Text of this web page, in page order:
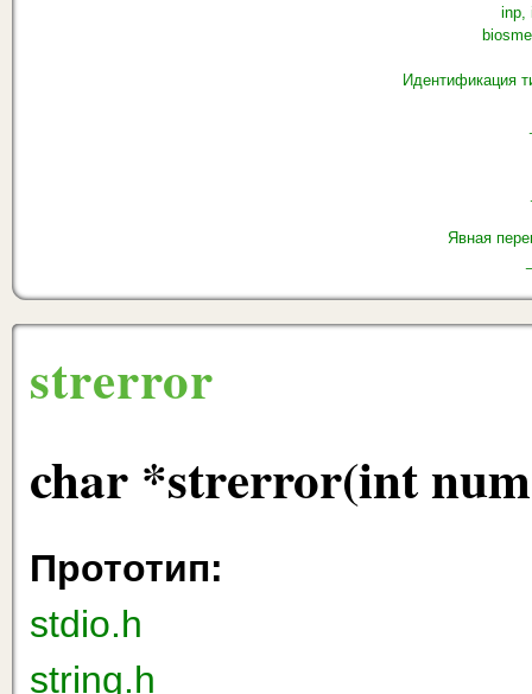
inp,
Идентификация
Явная
strerror
char *strerror(int
Прототип:
stdio.h
string.h